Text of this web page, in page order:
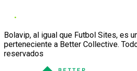
Bolavip, al igual que Futbol Sites, es
perteneciente a Better Collective.
reservados